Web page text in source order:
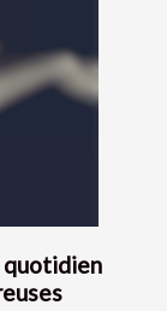
quotidien